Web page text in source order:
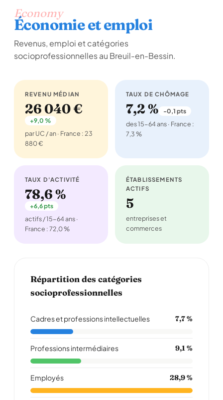
Economy
Économie et emploi
Revenus, emploi et catégories
socioprofessionnelles au Breuil-en-Bessin.
REVENU MÉDIAN
26 040 €
+9,0 %
par UC / an · France : 23
880 €
TAUX DE CHÔMAGE
7,2 % -0,1 pts
des 15-64 ans · France :
7,3 %
TAUX D'ACTIVITÉ
78,6 %
+6,6 pts
actifs / 15-64 ans ·
France : 72,0 %
ÉTABLISSEMENTS
ACTIFS
5
entreprises et
commerces
Répartition des catégories
socioprofessionnelles
Cadres et professions intellectuelles 7,7 %
Professions intermédiaires 9,1 %
Employés 28,9 %